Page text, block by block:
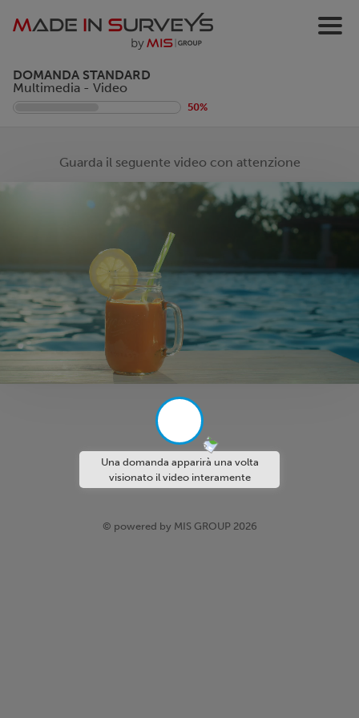
DOMANDA STANDARD
Multimedia - Video
50%
Guarda il seguente video con attenzione
Una domanda apparirà una volta
visionato il video interamente
© powered by MIS GROUP 2026